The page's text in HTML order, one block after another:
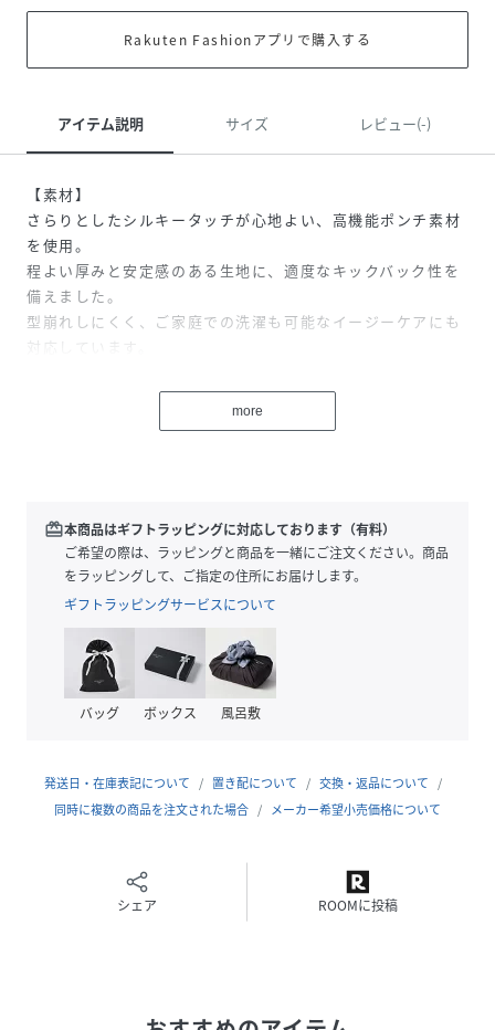
Rakuten Fashionアプリで購入する
アイテム説明 サイズ レビュー(-)
【素材】
さらりとしたシルキータッチが心地よい、高機能ポンチ素材
を使用。
程よい厚みと安定感のある生地に、適度なキックバック性を
備えました。
型崩れしにくく、ご家庭での洗濯も可能なイージーケアにも
対応しています。
備え、デイリーからアクティブなシーンまで幅広く活躍しま
取り入れやすいバランスに仕上げたポンチポロシャツ。
余計な装飾を省いたミニマルなデザインで着回しやすさを追
求しました。
【コーディネート】
様々なスタイリングに欠かせないデイリーアイテム。
ジャケットのインナーとしてオフィシャルな合わせから、ア
クティブでカジュアルなシーンにも着用いただけます。
性別タイプ メンズ
本体 ポリエステル58% コットン29% ナイロン
more
redeem本商品はギフトラッピングに対応しております（有料）
ご希望の際は、ラッピングと商品を一緒にご注文ください。商品
をラッピングして、ご指定の住所にお届けします。
ギフトラッピングサービスについて
バッグ ボックス 風呂敷
発送日・在庫表記について 置き配について
交換・返品について
同時に複数の商品を注文された場合
メーカー希望小売価格について
シェア ROOMに投稿